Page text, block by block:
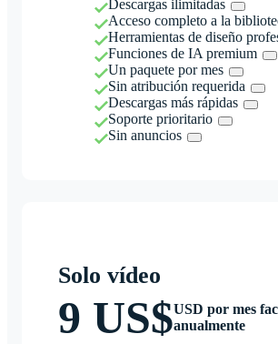
Descargas ilimitadas
Acceso completo a la
Herramientas de diseño
Funciones de IA premium
Un paquete por mes
Sin atribución requerida
Descargas más rápidas
Soporte prioritario
Sin anuncios
Solo vídeo
9 US$USD por mes
anualmente